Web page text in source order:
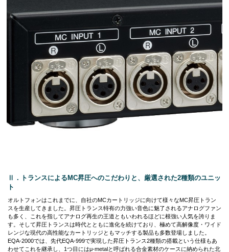
Ⅱ．トランスによるMC昇圧へのこだわりと、厳選された2種類のユニッ
ト
オルトフォンはこれまでに、自社のMCカートリッジに向けて様々なMC昇圧トラン
スを生産してきました。昇圧トランス特有の力強い音色に魅了されるアナログファン
も多く、これを指してアナログ再生の王道ともいわれるほどに根強い人気を誇りま
す。そして昇圧トランスは時代とともに進化を続けており、極めて高解像度・ワイド
レンジな現代の高性能なカートリッジともマッチする製品も多数登場しました。
EQA-2000では、先代EQA-999で実現した昇圧トランス2種類の搭載という仕様もあ
わせてこれを継承し、1つ目にはμ-metalと呼ばれる合金素材のケースに納められた北